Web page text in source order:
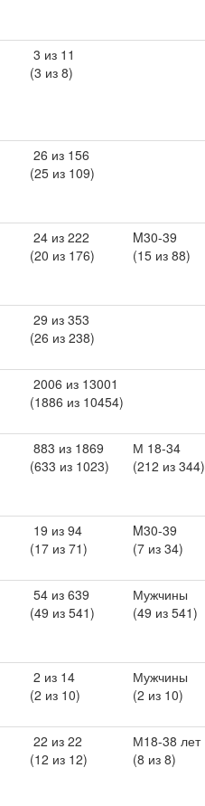
3 из 11
(3 из 8)
26 из 156
(25 из 109)
24 из 222
(20 из 176)
M30-39
(15 из 88)
29 из 353
(26 из 238)
2006 из 13001
(1886 из 10454)
883 из 1869
(633 из 1023)
М 18-34
(212 из 344)
19 из 94
(17 из 71)
M30-39
(7 из 34)
54 из 639
(49 из 541)
Мужчины
(49 из 541)
2 из 14
(2 из 10)
Мужчины
(2 из 10)
22 из 22
(12 из 12)
М18-38 лет
(8 из 8)